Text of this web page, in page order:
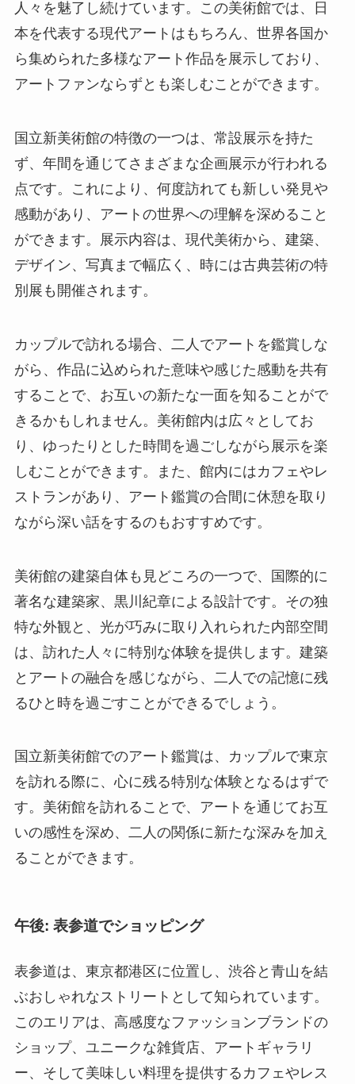
人々を魅了し続けています。この美術館では、日
本を代表する現代アートはもちろん、世界各国か
ら集められた多様なアート作品を展示しており、
アートファンならずとも楽しむことができます。
国立新美術館の特徴の一つは、常設展示を持た
ず、年間を通じてさまざまな企画展示が行われる
点です。これにより、何度訪れても新しい発見や
感動があり、アートの世界への理解を深めること
ができます。展示内容は、現代美術から、建築、
デザイン、写真まで幅広く、時には古典芸術の特
別展も開催されます。
カップルで訪れる場合、二人でアートを鑑賞しな
がら、作品に込められた意味や感じた感動を共有
することで、お互いの新たな一面を知ることがで
きるかもしれません。美術館内は広々としてお
り、ゆったりとした時間を過ごしながら展示を楽
しむことができます。また、館内にはカフェやレ
ストランがあり、アート鑑賞の合間に休憩を取り
ながら深い話をするのもおすすめです。
美術館の建築自体も見どころの一つで、国際的に
著名な建築家、黒川紀章による設計です。その独
特な外観と、光が巧みに取り入れられた内部空間
は、訪れた人々に特別な体験を提供します。建築
とアートの融合を感じながら、二人での記憶に残
るひと時を過ごすことができるでしょう。
国立新美術館でのアート鑑賞は、カップルで東京
を訪れる際に、心に残る特別な体験となるはずで
す。美術館を訪れることで、アートを通じてお互
いの感性を深め、二人の関係に新たな深みを加え
ることができます。
午後: 表参道でショッピング
表参道は、東京都港区に位置し、渋谷と青山を結
ぶおしゃれなストリートとして知られています。
このエリアは、高感度なファッションブランドの
ショップ、ユニークな雑貨店、アートギャラリ
ー、そして美味しい料理を提供するカフェやレス